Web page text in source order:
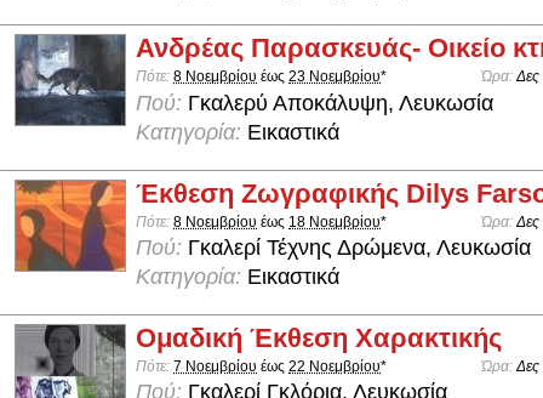
Ανδρέας Παρασκευάς- Οικείο
Πότε: 8 Νοεμβρίου έως 23 Νοεμβρίου* Ώρα:Δες
Πού: Γκαλερύ Αποκάλυψη, Λευκωσία
Κατηγορία: Εικαστικά
Έκθεση Ζωγραφικής Dilys
Πότε: 8 Νοεμβρίου έως 18 Νοεμβρίου* Ώρα: Δες
Πού: Γκαλερί Τέχνης Δρώμενα, Λευκωσία
Κατηγορία: Εικαστικά
Ομαδική Έκθεση Χαρακτικής
Πότε: 7 Νοεμβρίου έως 22 Νοεμβρίου* Ώρα: Δες
Πού: Γκαλερί Γκλόρια, Λευκωσία